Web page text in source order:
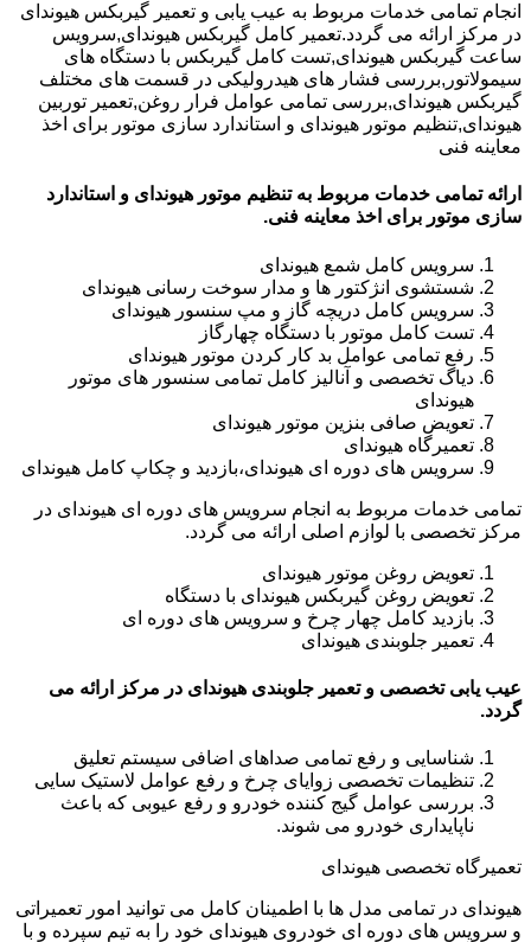
انجام تمامی خدمات مربوط به عیب یابی و تعمیر گیربکس هیوندای
در مرکز ارائه می گردد.تعمیر کامل گیربکس هیوندای,سرویس
ساعت گیربکس هیوندای,تست کامل گیربکس با دستگاه های
سیمولاتور,بررسی فشار های هیدرولیکی در قسمت های مختلف
گیربکس هیوندای,بررسی تمامی عوامل فرار روغن,تعمیر توربین
هیوندای,تنظیم موتور هیوندای و استاندارد سازی موتور برای اخذ
معاینه فنی
ارائه تمامی خدمات مربوط به تنظیم موتور هیوندای و استاندارد
سازی موتور برای اخذ معاینه فنی.
سرویس کامل شمع هیوندای
شستشوی انژکتور ها و مدار سوخت رسانی هیوندای
سرویس کامل دریچه گاز و مپ سنسور هیوندای
تست کامل موتور با دستگاه چهارگاز
رفع تمامی عوامل بد کار کردن موتور هیوندای
دیاگ تخصصی و آنالیز کامل تمامی سنسور های موتور
هیوندای
تعویض صافی بنزین موتور هیوندای
تعمیرگاه هیوندای
سرویس های دوره ای هیوندای،بازدید و چکاپ کامل هیوندای
تمامی خدمات مربوط به انجام سرویس های دوره ای هیوندای در
مرکز تخصصی با لوازم اصلی ارائه می گردد.
تعویض روغن موتور هیوندای
تعویض روغن گیربکس هیوندای با دستگاه
بازدید کامل چهار چرخ و سرویس های دوره ای
تعمیر جلوبندی هیوندای
عیب یابی تخصصی و تعمیر جلوبندی هیوندای در مرکز ارائه می
گردد.
شناسایی و رفع تمامی صداهای اضافی سیستم تعلیق
تنظیمات تخصصی زوایای چرخ و رفع عوامل لاستیک سایی
بررسی عوامل گیج کننده خودرو و رفع عیوبی که باعث
ناپایداری خودرو می شوند.
تعمیرگاه تخصصی هیوندای
هیوندای در تمامی مدل ها با اطمینان کامل می توانید امور تعمیراتی
و سرویس های دوره ای خودروی هیوندای خود را به تیم سپرده و با